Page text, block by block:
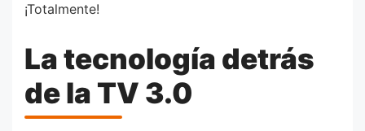
¡Totalmente!
La tecnología detrás
de la TV 3.0